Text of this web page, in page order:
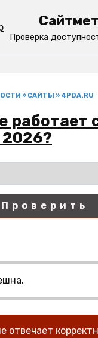
Проверка
» САЙТЫ » 4PDA.RU
работает
2026?
Проверить
отвечает